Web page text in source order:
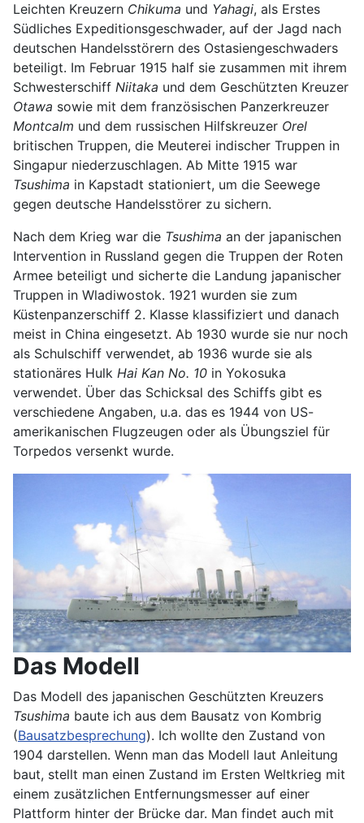
Leichten Kreuzern Chikuma und Yahagi, als Erstes
Südliches Expeditionsgeschwader, auf der Jagd nach
deutschen Handelsstörern des Ostasiengeschwaders
beteiligt. Im Februar 1915 half sie zusammen mit ihrem
Schwesterschiff Niitaka und dem Geschützten Kreuzer
Otawa sowie mit dem französischen Panzerkreuzer
Montcalm und dem russischen Hilfskreuzer Orel
britischen Truppen, die Meuterei indischer Truppen in
Singapur niederzuschlagen. Ab Mitte 1915 war
Tsushima in Kapstadt stationiert, um die Seewege
gegen deutsche Handelsstörer zu sichern.
Nach dem Krieg war die Tsushima an der japanischen
Intervention in Russland gegen die Truppen der Roten
Armee beteiligt und sicherte die Landung japanischer
Truppen in Wladiwostok. 1921 wurden sie zum
Küstenpanzerschiff 2. Klasse klassifiziert und danach
meist in China eingesetzt. Ab 1930 wurde sie nur noch
als Schulschiff verwendet, ab 1936 wurde sie als
stationäres Hulk Hai Kan No. 10 in Yokosuka
verwendet. Über das Schicksal des Schiffs gibt es
verschiedene Angaben, u.a. das es 1944 von US-
amerikanischen Flugzeugen oder als Übungsziel für
Torpedos versenkt wurde.
Das Modell
Das Modell des japanischen Geschützten Kreuzers
Tsushima baute ich aus dem Bausatz von Kombrig
(Bausatzbesprechung). Ich wollte den Zustand von
1904 darstellen. Wenn man das Modell laut Anleitung
baut, stellt man einen Zustand im Ersten Weltkrieg mit
einem zusätzlichen Entfernungsmesser auf einer
Plattform hinter der Brücke dar. Man findet auch mit